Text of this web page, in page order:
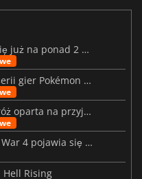
Resident Evil: Veronica znalazł się już na ponad 2 milionach list życzeń
Beast of Reincarnation: twórcy serii gier Pokémon wkraczają na nową ścieżkę
Big Walk już w sprzedaży – podróż oparta na przyjaźni
W Warhammer 40,000: Dawn of War 4 pojawia się frakcja Nekronów
Hell Rising